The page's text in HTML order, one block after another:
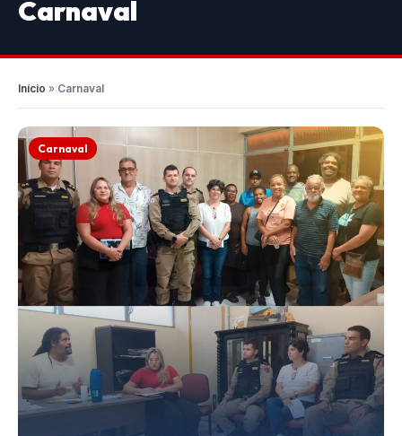
Carnaval
Início » Carnaval
Carnaval